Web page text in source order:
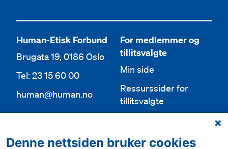
Human-Etisk Forbund
Brugata 19, 0186 Oslo
Tel: 23 15 60 00
human@human.no
For medlemmer og
tillitsvalgte
Min side
Ressurssider for
tillitsvalgte
Bli medlem
Denne nettsiden bruker cookies